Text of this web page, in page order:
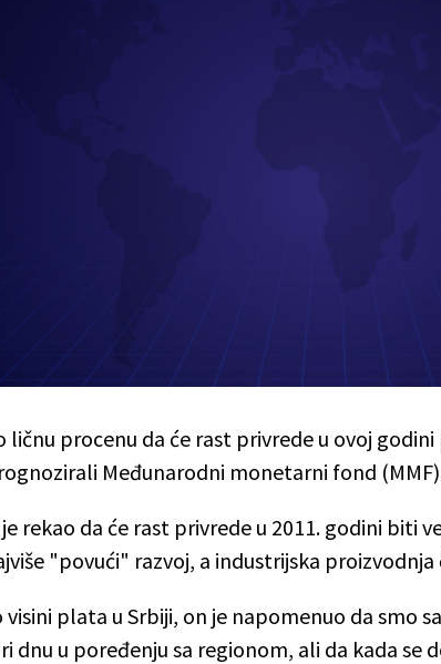
ličnu procenu da će rast privrede u ovoj
Međunarodni monetarni fond (MMF)
je rekao da će rast privrede u 2011. godini biti
"povući" razvoj, a industrijska
visini plata u Srbiji, on je napomenuo da smo
dnu u poređenju sa regionom, ali da kada se